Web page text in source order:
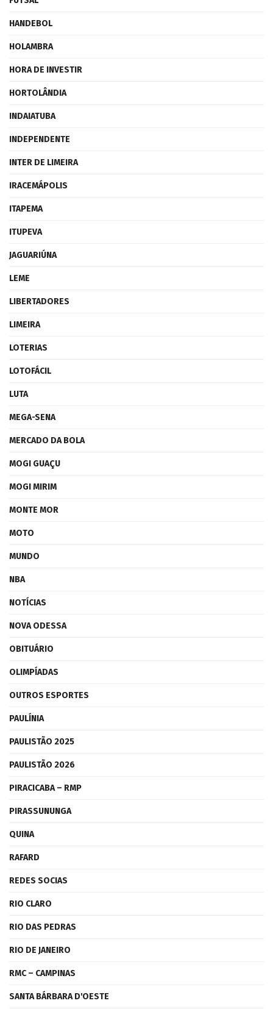
HANDEBOL
HOLAMBRA
HORA DE INVESTIR
HORTOLÂNDIA
INDAIATUBA
INDEPENDENTE
INTER DE LIMEIRA
IRACEMÁPOLIS
ITAPEMA
ITUPEVA
JAGUARIÚNA
LEME
LIBERTADORES
LIMEIRA
LOTERIAS
LOTOFÁCIL
LUTA
MEGA-SENA
MERCADO DA BOLA
MOGI GUAÇU
MOGI MIRIM
MONTE MOR
MOTO
MUNDO
NBA
NOTÍCIAS
NOVA ODESSA
OBITUÁRIO
OLIMPÍADAS
OUTROS ESPORTES
PAULÍNIA
PAULISTÃO 2025
PAULISTÃO 2026
PIRACICABA – RMP
PIRASSUNUNGA
QUINA
RAFARD
REDES SOCIAS
RIO CLARO
RIO DAS PEDRAS
RIO DE JANEIRO
RMC – CAMPINAS
SANTA BÁRBARA D'OESTE